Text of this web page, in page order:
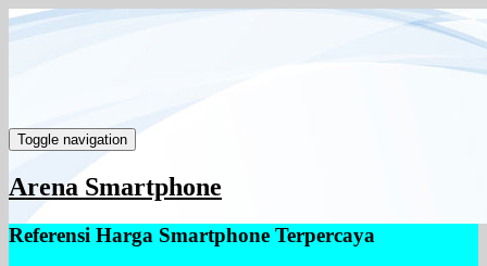
Toggle navigation
Arena Smartphone
Referensi Harga Smartphone Terpercaya